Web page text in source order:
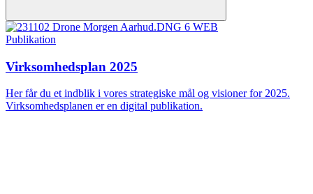
Publikation
Virksomhedsplan 2025
Her får du et indblik i vores strategiske mål og visioner for 2025.
Virksomhedsplanen er en digital publikation.